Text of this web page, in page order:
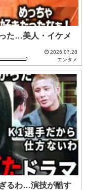
た…美人・イケメ
2026.07.28
エンタメ
るわ…演技が酷す